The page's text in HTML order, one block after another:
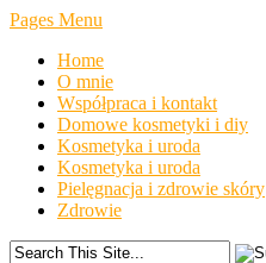
Pages Menu
Home
O mnie
Współpraca i kontakt
Domowe kosmetyki i diy
Kosmetyka i uroda
Kosmetyka i uroda
Pielęgnacja i zdrowie skóry
Zdrowie